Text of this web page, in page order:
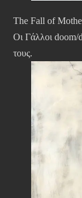
The Fall of
Οι Γάλλοι doom/
τους.